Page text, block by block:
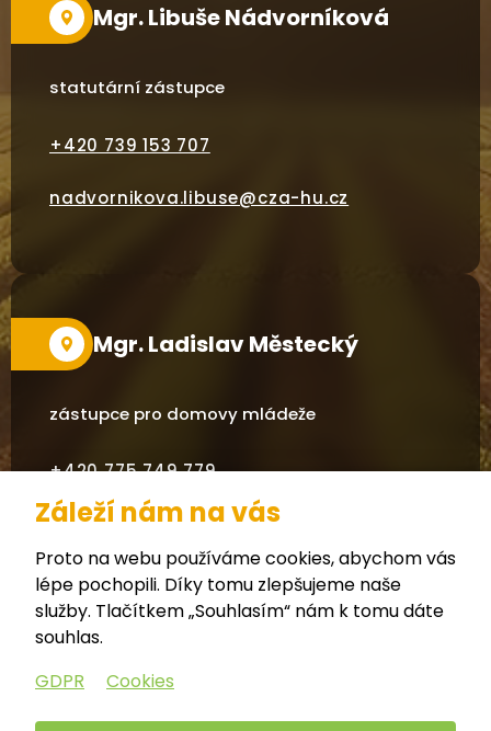
Mgr. Libuše Nádvorníková
statutární zástupce
+420 739 153 707
nadvornikova.libuse@cza-hu.cz
Mgr. Ladislav Městecký
zástupce pro domovy mládeže
+420 775 749 779
mestecky.ladislav@cza-hu.cz
Anglická verze webu
Záleží nám na vás
Proto na webu používáme cookies, abychom vás
lépe pochopili. Díky tomu zlepšujeme naše
služby. Tlačítkem „Souhlasím“ nám k tomu dáte
souhlas.
GDPR
Cookies